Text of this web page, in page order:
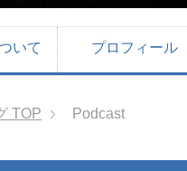
いて プロフィール
TOP Podcast